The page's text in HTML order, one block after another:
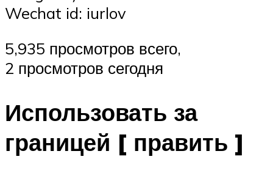
Wechat id: iurlov
5,935 просмотров всего,
2 просмотров сегодня
Использовать за
границей [ править ]